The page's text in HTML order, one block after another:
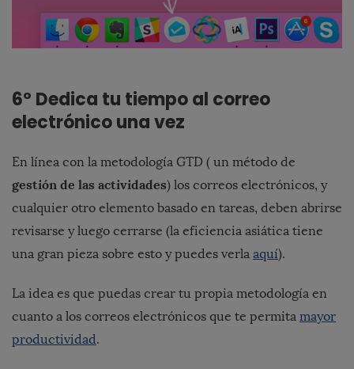
6º Dedica tu tiempo al correo
electrónico una vez
En línea con la metodología GTD ( un método de
gestión de las actividades) los correos electrónicos, y
cualquier otro elemento basado en tareas, deben abrirse
revisarse y luego cerrarse (la eficiencia asiática tiene
una gran pieza sobre esto y puedes verla aquí).
La idea es que puedas crear tu propia metodología en
cuanto a los correos electrónicos que te permita mayor
productividad.